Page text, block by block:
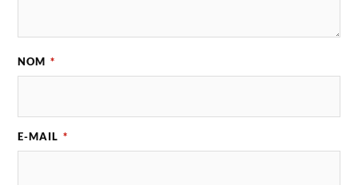
NOM *
E-MAIL *